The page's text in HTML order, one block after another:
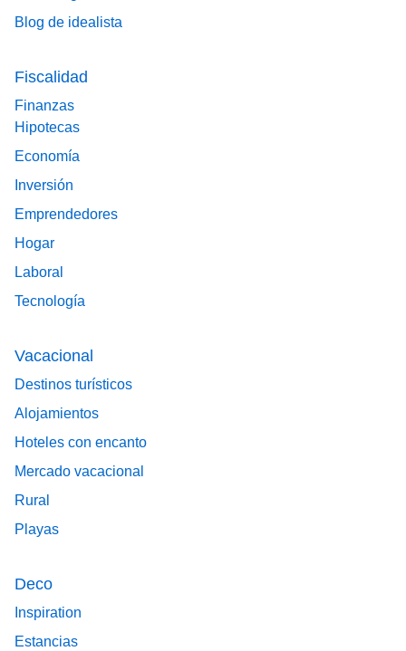
Blog de idealista
Fiscalidad
Finanzas
Hipotecas
Economía
Inversión
Emprendedores
Hogar
Laboral
Tecnología
Vacacional
Destinos turísticos
Alojamientos
Hoteles con encanto
Mercado vacacional
Rural
Playas
Deco
Inspiration
Estancias